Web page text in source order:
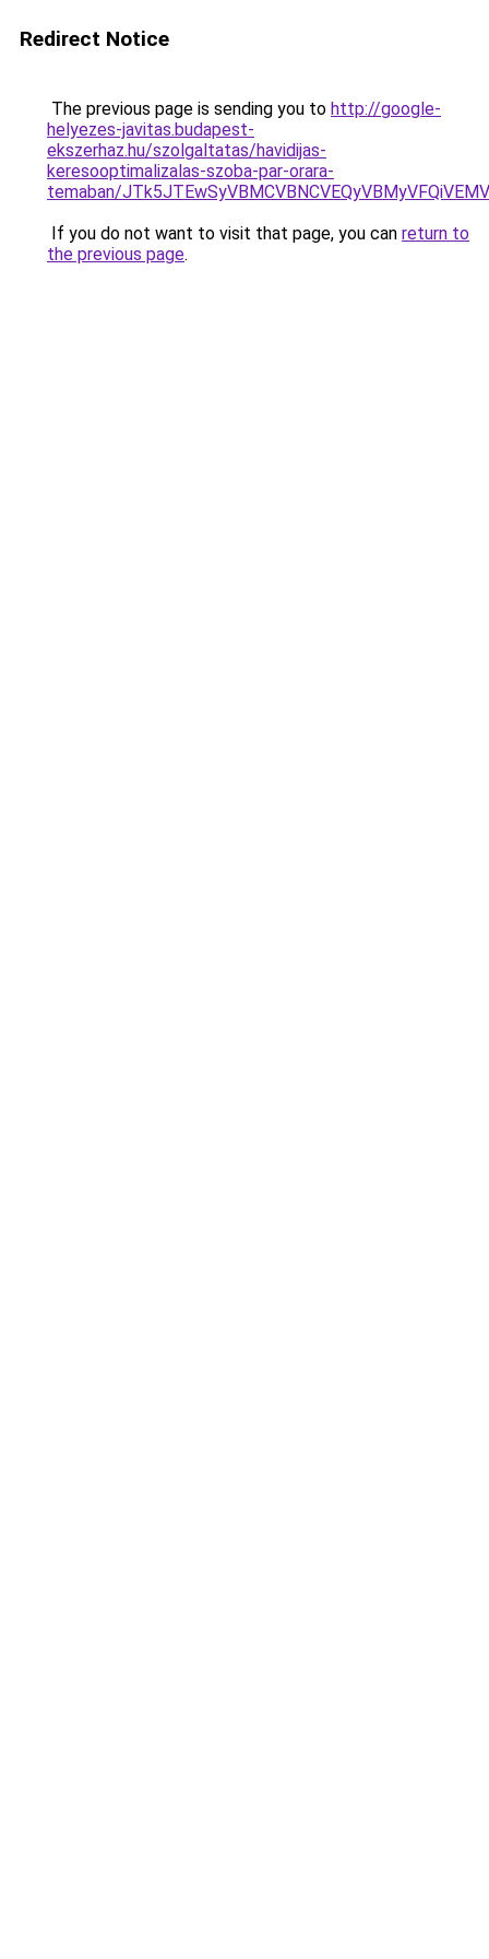
Redirect Notice
The previous page is sending you to http://google-
helyezes-javitas.budapest-
ekszerhaz.hu/szolgaltatas/havidijas-
keresooptimalizalas-szoba-par-orara-
temaban/
If you do not want to visit that page, you can return to
the previous page.